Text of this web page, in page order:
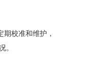
校准和维护，
。